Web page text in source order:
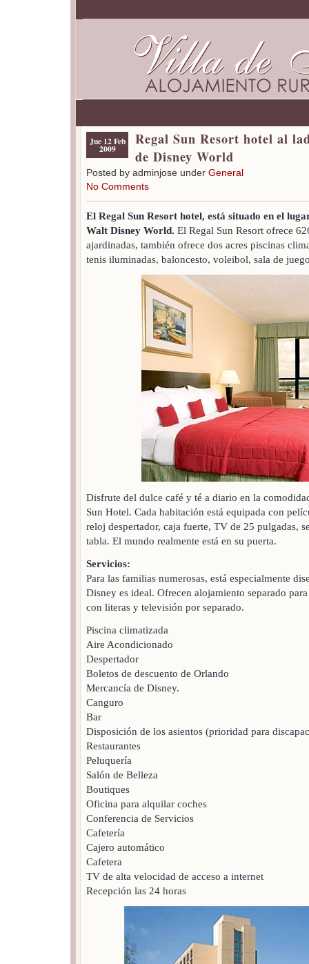
Jue 12 Feb
2009
Regal Sun Resort hotel al
de Disney World
Posted by adminjose under General
No Comments
El Regal Sun Resort hotel, está situado en el
Walt Disney World. El Regal Sun Resort ofrece
ajardinadas, también ofrece dos acres piscinas
tenis iluminadas, baloncesto, voleibol, sala de
Disfrute del dulce café y té a diario en la
Sun Hotel. Cada habitación está equipada con
reloj despertador, caja fuerte, TV de 25 pulgadas,
tabla. El mundo realmente está en su puerta.
Servicios:
Para las familias numerosas, está especialmente
Disney es ideal. Ofrecen alojamiento separado
con literas y televisión por separado.
Piscina climatizada
Aire Acondicionado
Despertador
Boletos de descuento de Orlando
Mercancía de Disney.
Canguro
Bar
Disposición de los asientos (prioridad para
Restaurantes
Peluquería
Salón de Belleza
Boutiques
Oficina para alquilar coches
Conferencia de Servicios
Cafetería
Cajero automático
Cafetera
TV de alta velocidad de acceso a internet
Recepción las 24 horas